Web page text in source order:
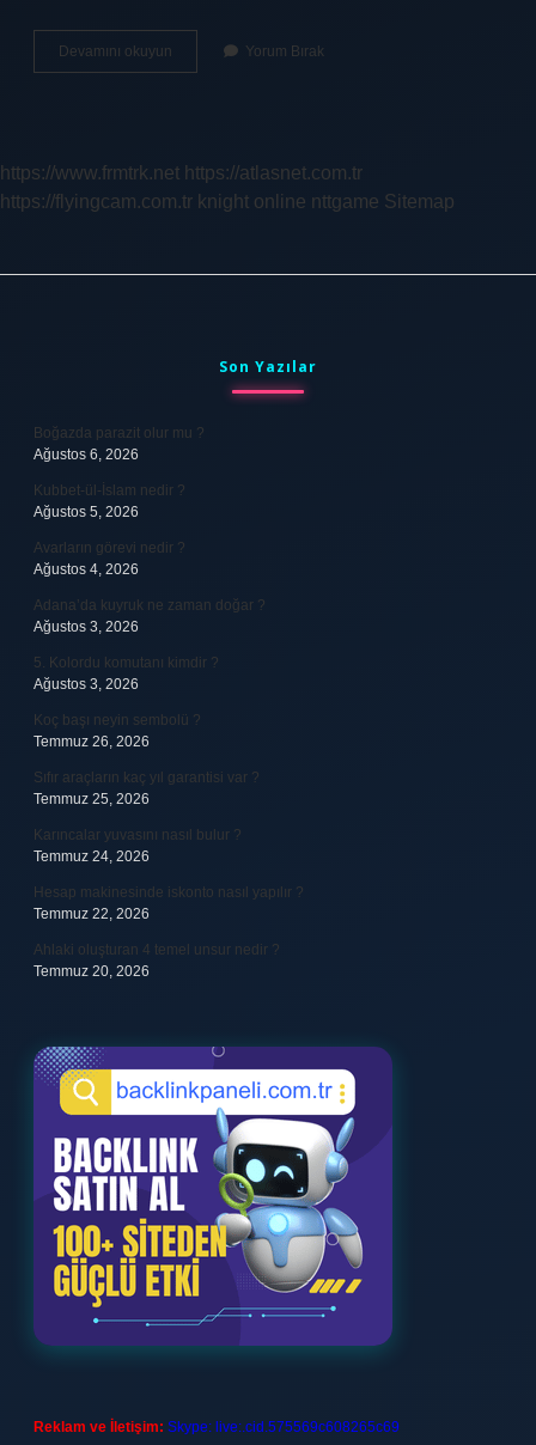
Devamını okuyun
Far
Yorum Bırak
https://www.frmtrk.net https://atlasnet.com.tr
https://flyingcam.com.tr knight online nttgame Sitemap
Son Yazılar
Boğazda parazit olur mu ?
Ağustos 6, 2026
Kubbet-ül-İslam nedir ?
Ağustos 5, 2026
Avarların görevi nedir ?
Ağustos 4, 2026
Adana’da kuyruk ne zaman doğar ?
Ağustos 3, 2026
5. Kolordu komutanı kimdir ?
Ağustos 3, 2026
Koç başı neyin sembolü ?
Temmuz 26, 2026
Sıfır araçların kaç yıl garantisi var ?
Temmuz 25, 2026
Karıncalar yuvasını nasıl bulur ?
Temmuz 24, 2026
Hesap makinesinde iskonto nasıl yapılır ?
Temmuz 22, 2026
Ahlaki oluşturan 4 temel unsur nedir ?
Temmuz 20, 2026
Reklam ve İletişim: Skype: live:.cid.575569c608265c69